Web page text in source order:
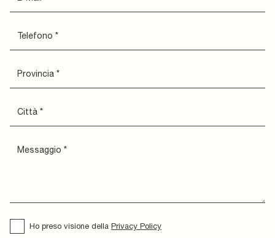
Ho preso visione della Privacy Policy